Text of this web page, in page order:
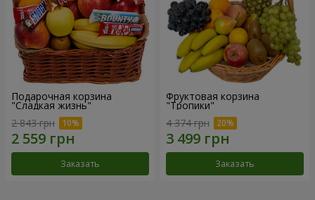
Подарочная корзина
"Сладкая жизнь"
2 843 грн
Заказать
Фруктовая корзина
"Тропики"
4 374 грн
Заказать